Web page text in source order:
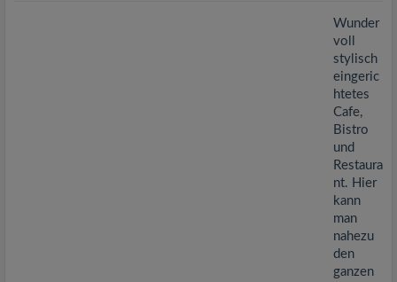
Wunder
voll
stylisch
eingeric
htetes
Cafe,
Bistro
und
Restaura
nt. Hier
kann
man
nahezu
den
ganzen